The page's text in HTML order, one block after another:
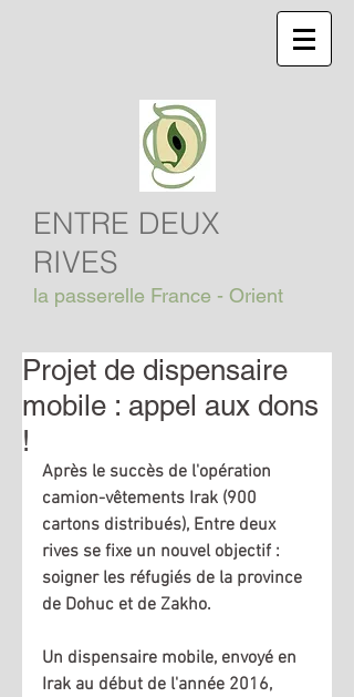
ENTRE DEUX
RIVES
la passerelle France - Orient
Projet de dispensaire
mobile : appel aux dons
!
Après le succès de l'opération
camion-vêtements Irak (900
cartons distribués), Entre deux
rives se fixe un nouvel objectif :
soigner les réfugiés de la province
de Dohuc et de Zakho.
Un dispensaire mobile, envoyé en
Irak au début de l'année 2016,